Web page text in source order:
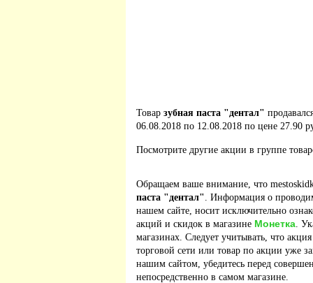
Товар зубная паста "дентал"
06.08.2018 по 12.08.2018 по цене 27.90
Посмотрите другие акции в группе
Обращаем ваше внимание, что
паста "дентал". Информация о
нашем сайте, носит исключительно
акций и скидок в магазине Монетка.
магазинах. Следует учитывать, что
торговой сети или товар по акции уже
нашим сайтом, убедитесь перед
непосредственно в самом магазине.